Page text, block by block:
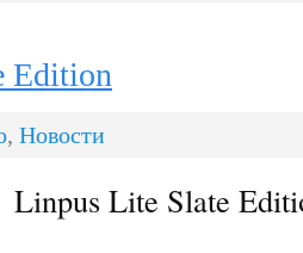
Edition
, Новости